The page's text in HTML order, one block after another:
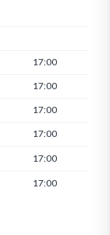
17:00
17:00
17:00
17:00
17:00
17:00